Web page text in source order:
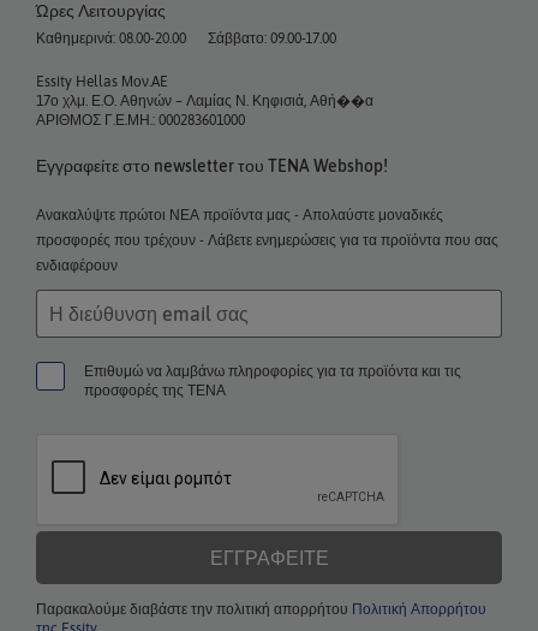
Ώρες Λειτουργίας
Καθημερινά: 08.00-20.00 Σάββατο: 09.00-17.00
Essity Hellas Μον.AE
17ο χλμ. Ε.Ο. Αθηνών – Λαμίας Ν. Κηφισιά, Αθή��α
ΑΡΙΘΜΟΣ Γ.Ε.ΜΗ.: 000283601000
Εγγραφείτε στο newsletter του TENA Webshop!
Ανακαλύψτε πρώτοι ΝΕΑ προϊόντα μας - Απολαύστε μοναδικές
προσφορές που τρέχουν - Λάβετε ενημερώσεις για τα προϊόντα που σας
ενδιαφέρουν
Επιθυμώ να λαμβάνω πληροφορίες για τα προϊόντα και τις
προσφορές της ΤΕΝΑ
ΕΓΓΡΑΦΕΊΤΕ
Παρακαλούμε διαβάστε την πολιτική απορρήτου Πολιτική Απορρήτου